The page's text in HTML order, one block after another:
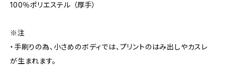
100％ポリエステル （厚手）
※注
・手刷りの為、小さめのボディでは、プリントのはみ出しやカスレ
が生まれます。